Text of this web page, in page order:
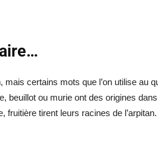
certains mots que l’on utilise au
beuillot ou murie ont des origines
tirent leurs racines de l’arpitan.